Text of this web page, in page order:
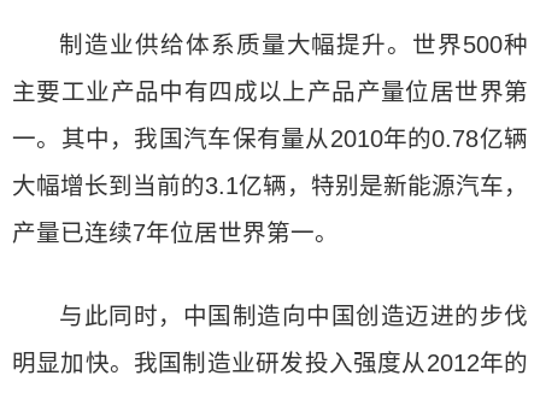
制造业供给体系质量大幅提升。世界500种
主要工业产品中有四成以上产品产量位居世界第
一。其中，我国汽车保有量从2010年的0.78亿辆
大幅增长到当前的3.1亿辆，特别是新能源汽车，
产量已连续7年位居世界第一。
与此同时，中国制造向中国创造迈进的步伐
明显加快。我国制造业研发投入强度从2012年的